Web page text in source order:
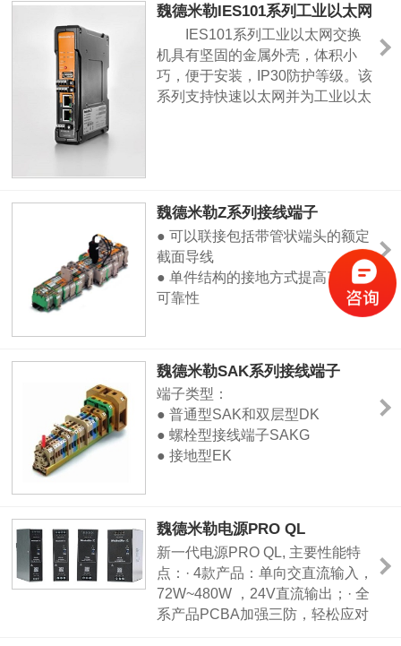
魏德米勒IES101系列工业以太网
交换机IES101系列工业以太网交换
机具有坚固的金属外壳，体积小
巧，便于安装，IP30防护等级。该
系列支持快速以太网并为工业以太
魏德米勒Z系列接线端子
● 可以联接包括带管状端头的额定
截面导线
● 单件结构的接地方式提高了机电
可靠性
● TOP连接技术(上方进线)，方
● 2-10联的插入式联络组件节约时
间
● 带有测试孔
● Wemid 的绝缘材料，阻燃级别
V0，不含有害物质
● Z 系列组合型端子的弹片由不锈
● 接线端子上宽敞的开口，方便了
带管状端头的导线的连接
魏德米勒SAK系列接线端子
端子类型：
● 普通型SAK和双层型DK
● 螺栓型接线端子SAKG
● 接地型EK
● 传感器执行器型DLI/DLA
● 小型接线端子 AKZ
● 新型SAK系列接线端子
魏德米勒电源PRO QL
新一代电源PRO QL, 主要性能特
点：· 4款产品：单向交直流输入，
72W~480W ，24V直流输出；· 全
系产品PCBA加强三防，轻松应对